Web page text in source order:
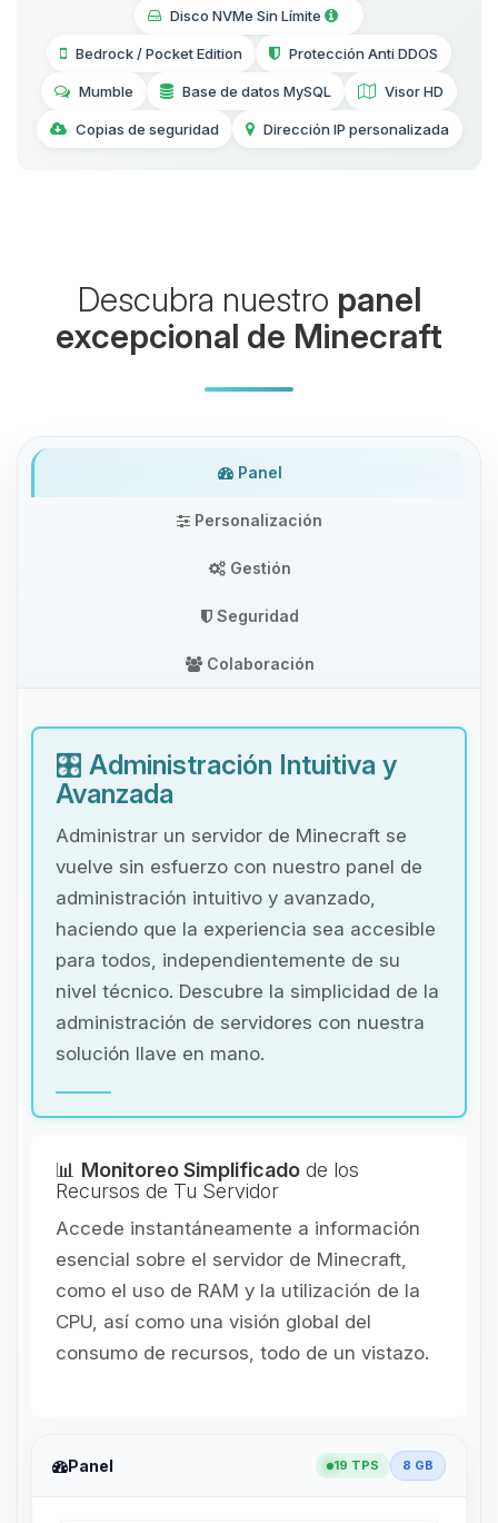
Disco NVMe Sin Límite
Bedrock / Pocket Edition Protección Anti DDOS
Mumble Base de datos MySQL Visor HD
Copias de seguridad Dirección IP personalizada
Descubra nuestro panel
excepcional de Minecraft
Panel
Personalización
Gestión
Seguridad
Colaboración
🎛️ Administración Intuitiva y
Avanzada
Administrar un servidor de Minecraft se
vuelve sin esfuerzo con nuestro panel de
administración intuitivo y avanzado,
haciendo que la experiencia sea accesible
para todos, independientemente de su
nivel técnico. Descubre la simplicidad de la
administración de servidores con nuestra
solución llave en mano.
📊 Monitoreo Simplificado de los
Recursos de Tu Servidor
Accede instantáneamente a información
esencial sobre el servidor de Minecraft,
como el uso de RAM y la utilización de la
CPU, así como una visión global del
consumo de recursos, todo de un vistazo.
Panel 19 TPS 8 GB
Yupi, por fin alguien con quien